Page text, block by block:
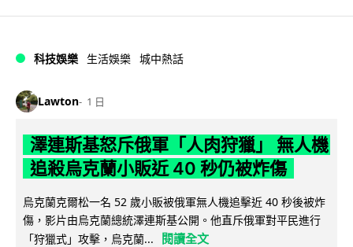
科技娛樂 生活娛樂 城中熱話
Lawton 1 日
澤連斯基怒斥俄軍「人肉狩獵」 無人機
追殺烏克蘭小販近 40 秒仍被炸傷
烏克蘭克爾松一名 52 歲小販被俄軍無人機追擊近 40 秒後被炸
傷，影片由烏克蘭總統澤連斯基公開。他直斥俄軍對平民進行
「狩獵式」攻擊，烏克蘭...
閱讀全文